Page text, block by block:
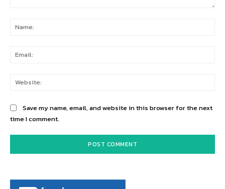
Save my name, email, and website in this browser for the next
time I comment.